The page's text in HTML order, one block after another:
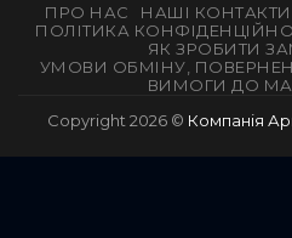
ПРО НАС НАШІ КОНТАКТИ
ПОЛІТИКА
ЯК ЗРОБИТИ
УМОВИ ОБМІНУ,
ВИМОГИ ДО
Copyright 2026 © Компанія